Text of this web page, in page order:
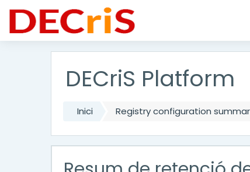
Vés al contingut principal
DECriS Platform
Inici Registry configuration